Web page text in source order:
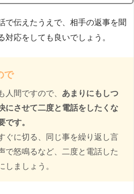
で伝えたうえで、相手の返事を聞
対応をしても良いでしょう。
で
人間ですので、 あまりにもしつ
にさせて二度と電話をしたくな
です。
ぐに切る、同じ事を繰り返し言
で怒鳴るなど、二度と電話した
しましょう。